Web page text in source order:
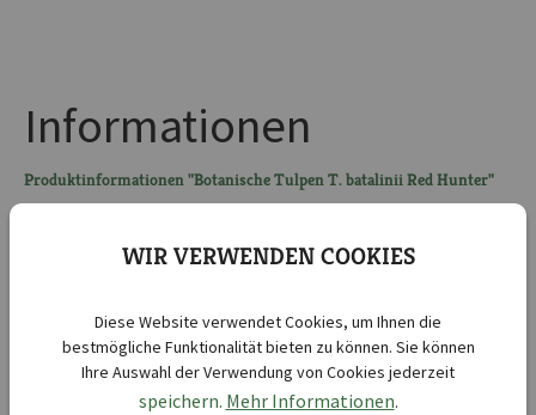
Informationen
Produktinformationen "Botanische Tulpen T. batalinii Red Hunter"
Lieferbar ab KW :
38
Lieferbar bis KW :
50
WIR VERWENDEN COOKIES
Diese Website verwendet Cookies, um Ihnen die
bestmögliche Funktionalität bieten zu können. Sie können
Ihre Auswahl der Verwendung von Cookies jederzeit
speichern. Mehr Informationen.